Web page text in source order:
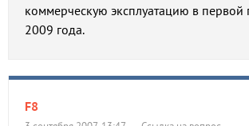
коммерческую эксплуатацию в первой
2009 года.
F8